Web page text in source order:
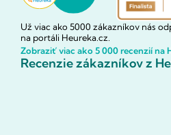
Už viac ako 5000 zákazníkov nás
na portáli Heureka.cz.
Zobraziť viac ako 5 000 recenzií na
Recenzie zákazníkov z